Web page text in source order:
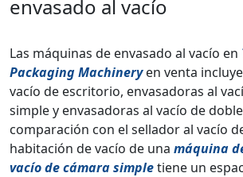
envasado al vacío
Las máquinas de envasado al vacío en
Packaging Machineryen venta
vacío de escritorio, envasadoras al
simple y envasadoras al vacío de
comparación con el sellador al vacío
habitación de vacío de una máquina
vacío de cámara simpletiene un